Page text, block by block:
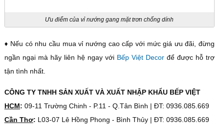
Ưu điểm của vỉ nướng gang mặt trơn chống dính
♦ Nếu có nhu cầu mua vỉ nướng cao cấp với mức giá ưu đãi, đừng
ngần ngại mà hãy liên hệ ngay với Bếp Việt Decor để được hỗ trợ
tận tình nhất.
CÔNG TY TNHH SẢN XUẤT VÀ XUẤT NHẬP KHẨU BẾP VIỆT
HCM: 09-11 Trường Chinh - P.11 - Q.Tân Bình | ĐT: 0936.085.669
Cần Thơ: L03-07 Lê Hồng Phong - Bình Thủy | ĐT: 0936.085.669